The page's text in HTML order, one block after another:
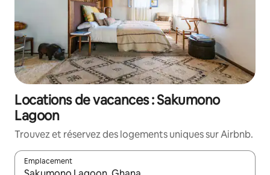
Locations de vacances : Sakumono
Lagoon
Trouvez et réservez des logements uniques sur Airbnb.
Emplacement
Quand les résultats sont affichés, parcourez-les en utilisant